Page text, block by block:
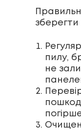
зберегти
пилу,
не